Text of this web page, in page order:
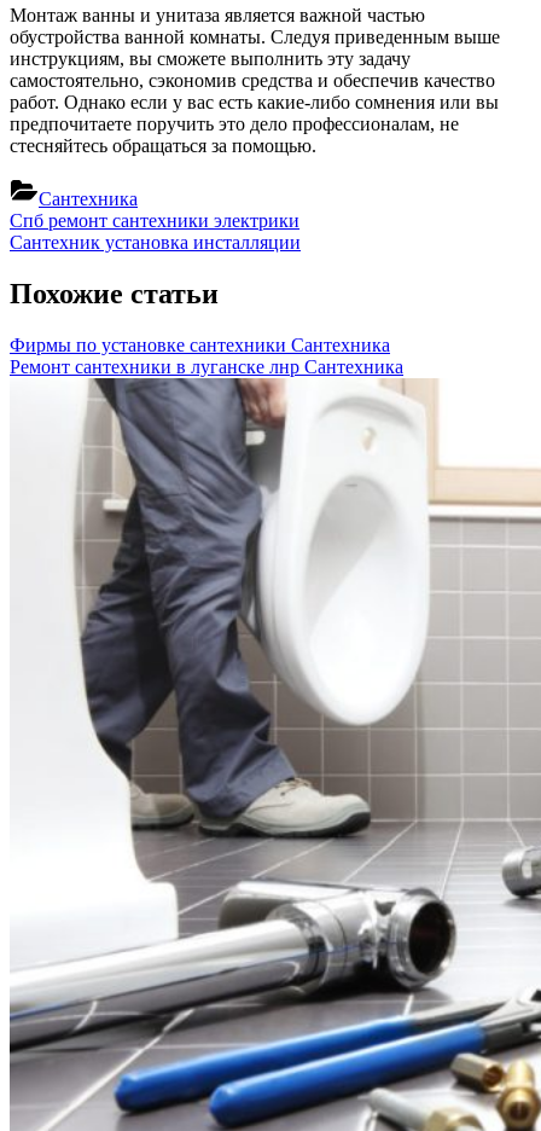
Монтаж ванны и унитаза является важной частью
обустройства ванной комнаты. Следуя приведенным выше
инструкциям, вы сможете выполнить эту задачу
самостоятельно, сэкономив средства и обеспечив качество
работ. Однако если у вас есть какие-либо сомнения или вы
предпочитаете поручить это дело профессионалам, не
стесняйтесь обращаться за помощью.
Сантехника
Навигация
по
записям
Previous
Post:
Спб ремонт сантехники электрики
Next
Сантехник установка инсталляции
Похожие статьи
Фирмы по установке сантехники Сантехника
Ремонт сантехники в луганске лнр Сантехника